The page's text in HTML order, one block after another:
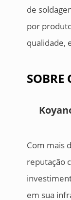
de
por
qualidade,
SOBRE
Com mais
reputação
em sua